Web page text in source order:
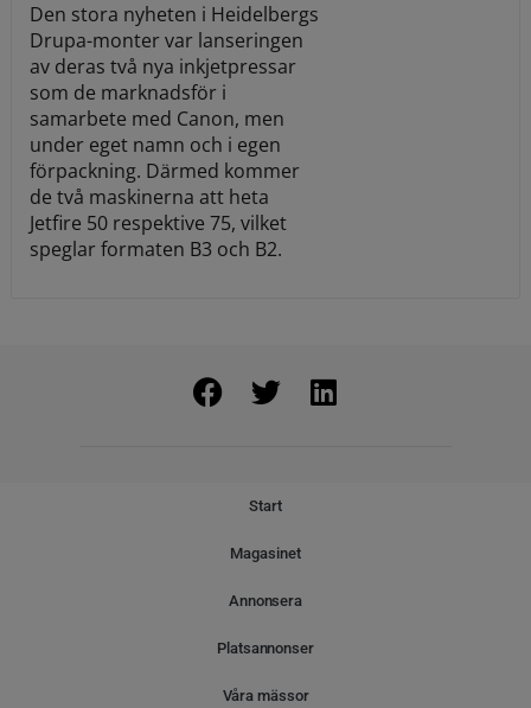
Den stora nyheten i Heidelbergs
Drupa-monter var lanseringen
av deras två nya inkjetpressar
som de marknadsför i
samarbete med Canon, men
under eget namn och i egen
förpackning. Därmed kommer
de två maskinerna att heta
Jetfire 50 respektive 75, vilket
speglar formaten B3 och B2.
Start
Magasinet
Annonsera
Platsannonser
Våra mässor